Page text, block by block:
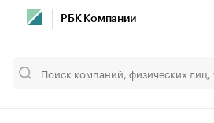
РБК Компании